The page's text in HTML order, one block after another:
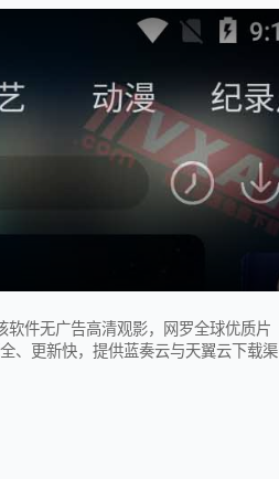
件无广告高清观影，网罗全球优质片
、更新快，提供蓝奏云与天翼云下载渠